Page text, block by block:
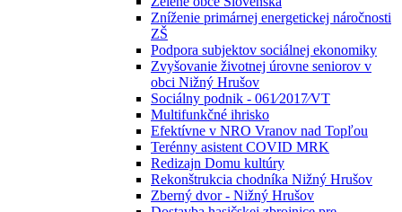
Zníženie primárnej energetickej náročnosti
ZŠ
Podpora subjektov sociálnej ekonomiky
Zvyšovanie životnej úrovne seniorov v
obci Nižný Hrušov
Sociálny podnik - 061⁄2017⁄VT
Multifunkčné ihrisko
Efektívne v NRO Vranov nad Topľou
Terénny asistent COVID MRK
Redizajn Domu kultúry
Rekonštrukcia chodníka Nižný Hrušov
Zberný dvor - Nižný Hrušov